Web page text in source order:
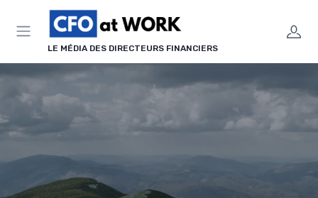
LE MÉDIA DES DIRECTEURS FINANCIERS
Panneau de gestion des cookies